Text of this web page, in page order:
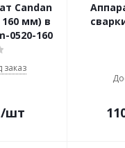
Candan
160 мм) в
0520-160
заказ
/шт